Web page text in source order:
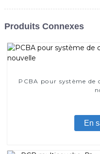
Produits Connexes
PCBA pour système de
En